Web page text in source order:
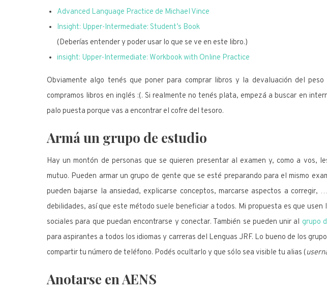
Advanced Language Practice de Michael Vince
Insight: Upper-Intermediate: Student’s Book
(Deberías entender y poder usar lo que se ve en este libro.)
insight: Upper-Intermediate: Workbook with Online Practice
Obviamente algo tenés que poner para comprar libros y la devaluación del
compramos libros en inglés :(. Si realmente no tenés plata, empezá a buscar en
palo puesta porque vas a encontrar el cofre del tesoro.
Armá un grupo de estudio
Hay un montón de personas que se quieren presentar al examen y, como a vos,
mutuo. Pueden armar un grupo de gente que se esté preparando para el mismo
pueden bajarse la ansiedad, explicarse conceptos, marcarse aspectos a
debilidades, así que este método suele beneficiar a todos. Mi propuesta es que
sociales para que puedan encontrarse y conectar. También se pueden unir al grupo
para aspirantes a todos los idiomas y carreras del Lenguas JRF. Lo bueno de los
compartir tu número de teléfono. Podés ocultarlo y que sólo sea visible tu alias (
Anotarse en AENS